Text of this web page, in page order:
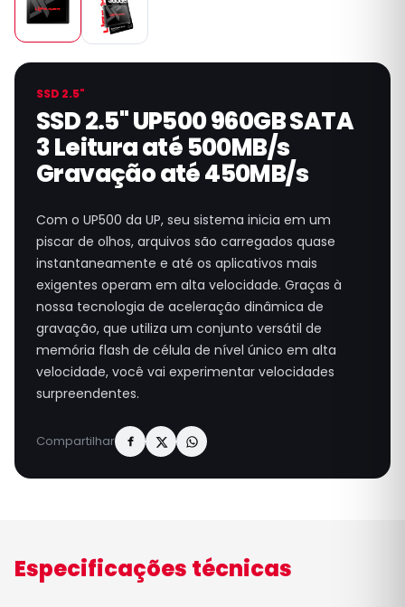
SSD 2.5"
SSD 2.5" UP500 960GB SATA
3 Leitura até 500MB/s
Gravação até 450MB/s
Com o UP500 da UP, seu sistema inicia em um
piscar de olhos, arquivos são carregados quase
instantaneamente e até os aplicativos mais
exigentes operam em alta velocidade. Graças à
nossa tecnologia de aceleração dinâmica de
gravação, que utiliza um conjunto versátil de
memória flash de célula de nível único em alta
velocidade, você vai experimentar velocidades
surpreendentes.
Compartilhar
Especificações técnicas